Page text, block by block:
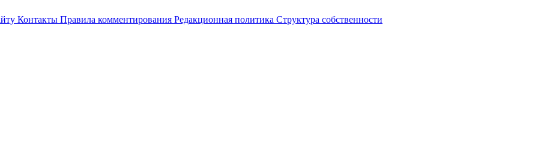
Контакты Правила комментирования Редакционная политика Структура собственности